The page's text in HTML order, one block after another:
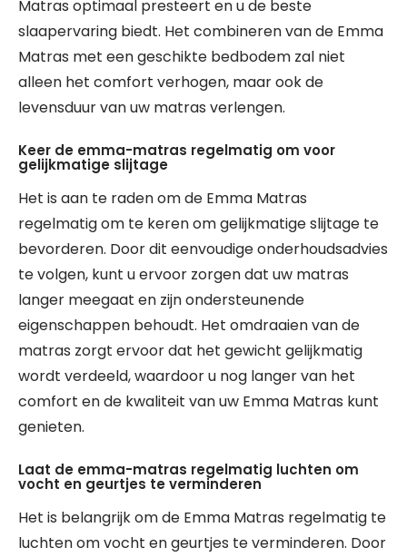
Matras optimaal presteert en u de beste
slaapervaring biedt. Het combineren van de Emma
Matras met een geschikte bedbodem zal niet
alleen het comfort verhogen, maar ook de
levensduur van uw matras verlengen.
Keer de emma-matras regelmatig om voor
gelijkmatige slijtage
Het is aan te raden om de Emma Matras
regelmatig om te keren om gelijkmatige slijtage te
bevorderen. Door dit eenvoudige onderhoudsadvies
te volgen, kunt u ervoor zorgen dat uw matras
langer meegaat en zijn ondersteunende
eigenschappen behoudt. Het omdraaien van de
matras zorgt ervoor dat het gewicht gelijkmatig
wordt verdeeld, waardoor u nog langer van het
comfort en de kwaliteit van uw Emma Matras kunt
genieten.
Laat de emma-matras regelmatig luchten om
vocht en geurtjes te verminderen
Het is belangrijk om de Emma Matras regelmatig te
luchten om vocht en geurtjes te verminderen. Door